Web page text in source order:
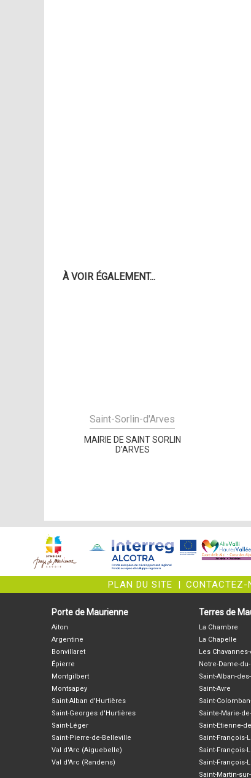
À VOIR ÉGALEMENT...
Saint-Sorlin-d'Arves
MAIRIE DE SAINT SORLIN
D'ARVES
PLAN DU SITE CONTACTEZ-
Porte de Maurienne
Aiton
Argentine
Bonvillaret
Épierre
Montgilbert
Montsapey
Saint-Alban d'Hurtières
Saint-Georges d'Hurtières
Saint-Léger
Saint-Pierre-de-Belleville
Val d'Arc (Aiguebelle)
Val d'Arc (Randens)
Terres de
La Chambre
La Chapelle
Les
Notre-Dame-
Saint-Alban-
Saint-Avre
Saint-
Sainte-Marie-
Saint-Etienne-
Saint-François-
Saint-
Saint-
Saint-Martin-